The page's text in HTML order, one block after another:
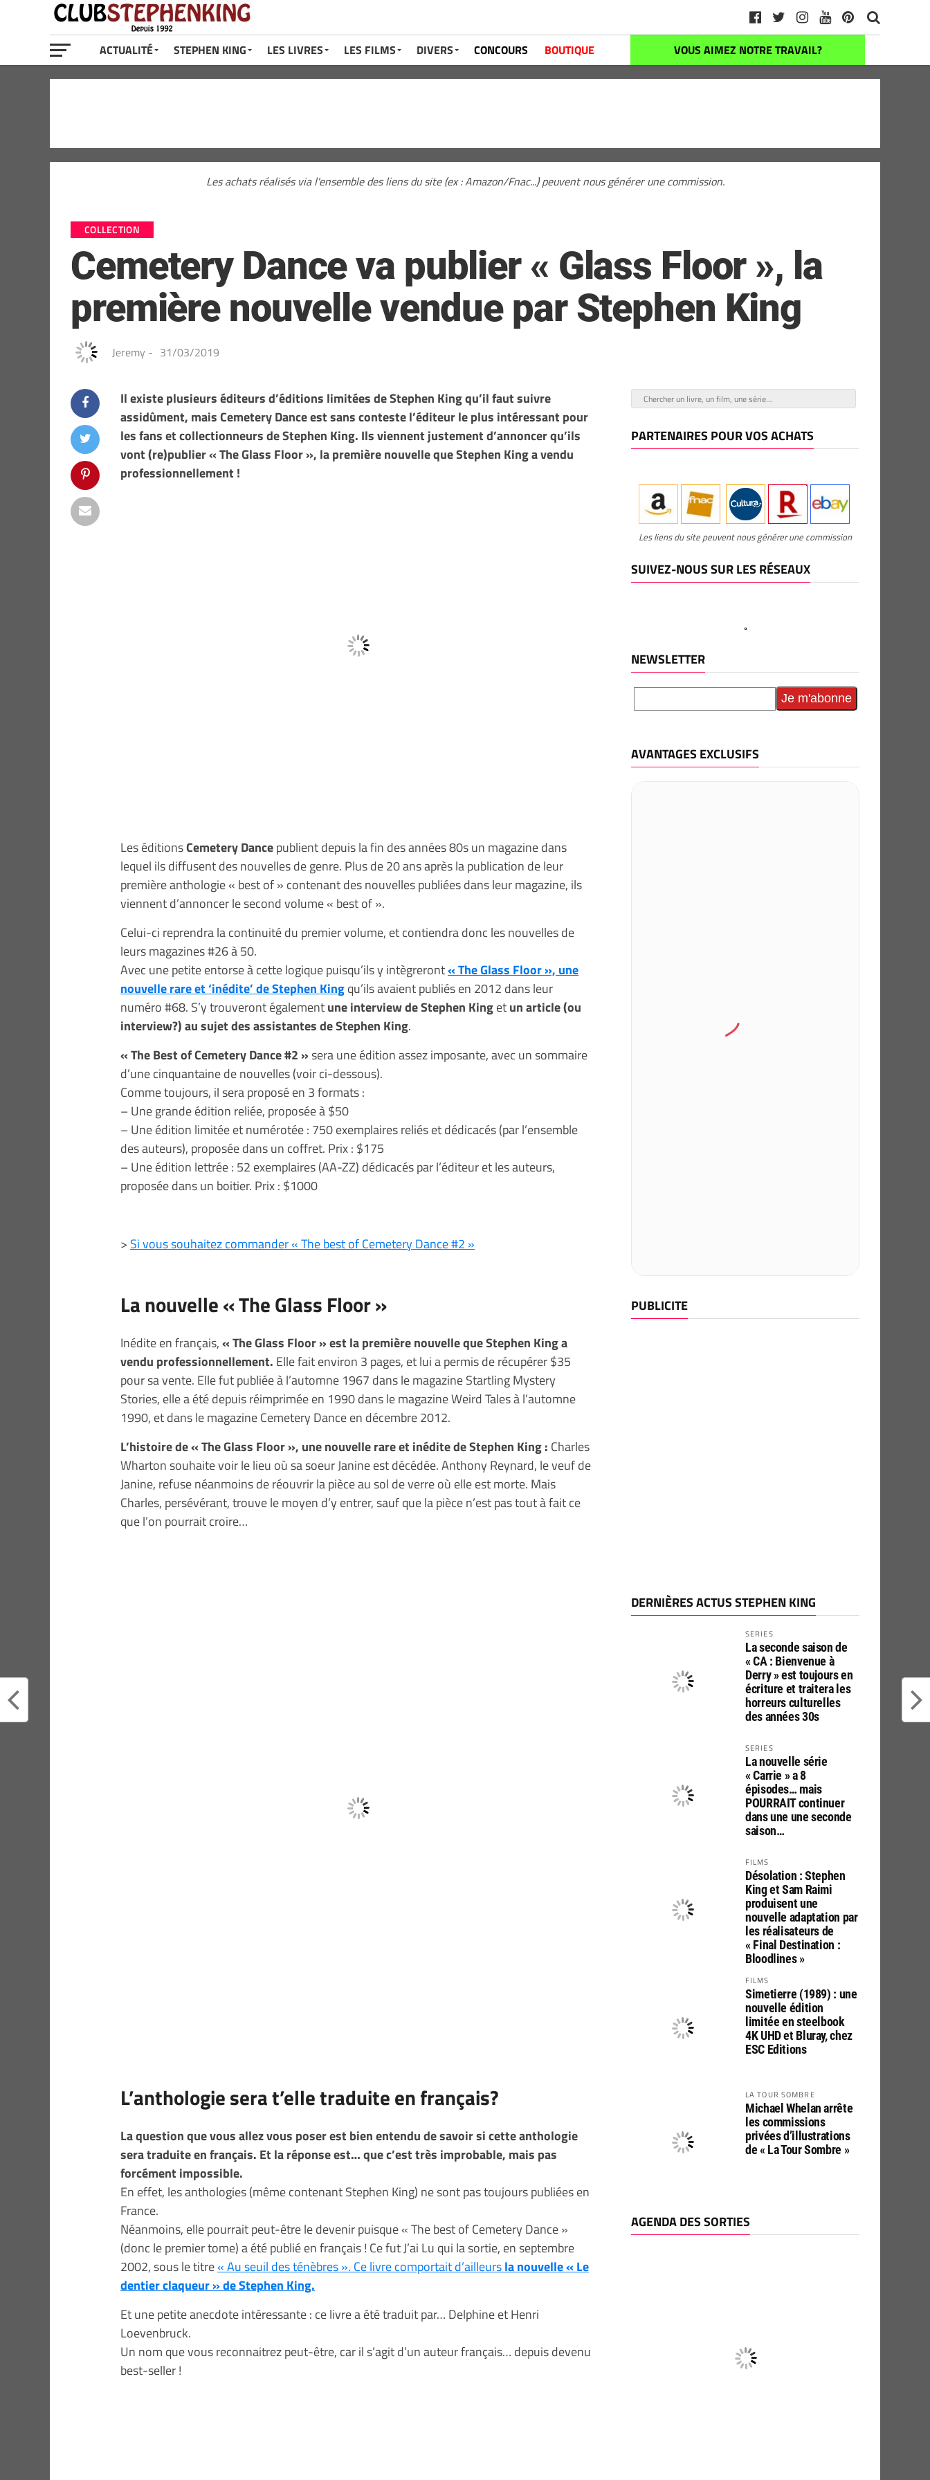
ACTUALITÉ STEPHEN KING LES LIVRES LES FILMS DIVERS CONCOURS BOUTIQUE VOUS AIMEZ NOTRE TRAVAIL?
Les achats réalisés via l'ensemble des liens du site (ex : Amazon/Fnac...) peuvent nous générer une commission.
COLLECTION
Cemetery Dance va publier « Glass Floor », la
première nouvelle vendue par Stephen King
Jeremy - 31/03/2019
Il existe plusieurs éditeurs d’éditions limitées de Stephen King qu’il faut suivre
assidûment, mais Cemetery Dance est sans conteste l’éditeur le plus intéressant pour
les fans et collectionneurs de Stephen King. Ils viennent justement d’annoncer qu’ils
vont (re)publier « The Glass Floor », la première nouvelle que Stephen King a vendu
professionnellement !
Les éditionsCemetery Dancepublient depuis la fin des années 80s un magazine dans
lequel ils diffusent des nouvelles de genre. Plus de 20 ans après la publication de leur
première anthologie « best of » contenant des nouvelles publiées dans leur magazine, ils
viennent d’annoncer le second volume « best of ».
Celui-ci reprendra la continuité du premier volume, et contiendra donc les nouvelles de
leurs magazines #26 à 50.
Avec une petite entorse à cette logique puisqu’ils y intègreront« The Glass Floor », une
nouvelle rare et ‘inédite’ de Stephen Kingqu’ils avaient publiés en 2012 dans leur
numéro #68. S’y trouveront égalementune interview de Stephen Kingetun article (ou
interview?) au sujet des assistantes de Stephen King.
« The Best of Cemetery Dance #2 »sera une édition assez imposante, avec un sommaire
d’une cinquantaine de nouvelles (voir ci-dessous).
Comme toujours, il sera proposé en 3 formats :
– Une grande édition reliée, proposée à $50
– Une édition limitée et numérotée : 750 exemplaires reliés et dédicacés (par l’ensemble
des auteurs), proposée dans un coffret. Prix : $175
– Une édition lettrée : 52 exemplaires (AA-ZZ) dédicacés par l’éditeur et les auteurs,
proposée dans un boitier. Prix : $1000
> Si vous souhaitez commander « The best of Cemetery Dance #2 »
La nouvelle « The Glass Floor »
Inédite en français,« The Glass Floor » est la première nouvelle que Stephen King a
vendu professionnellement. Elle fait environ 3 pages, et lui a permis de récupérer $35
pour sa vente. Elle fut publiée à l’automne 1967 dans le magazine Startling Mystery
Stories, elle a été depuis réimprimée en 1990 dans le magazine Weird Tales à l’automne
1990, et dans le magazine Cemetery Dance en décembre 2012.
L’histoire de « The Glass Floor », une nouvelle rare et inédite de Stephen King : Charles
Wharton souhaite voir le lieu où sa soeur Janine est décédée. Anthony Reynard, le veuf de
Janine, refuse néanmoins de réouvrir la pièce au sol de verre où elle est morte. Mais
Charles, persévérant, trouve le moyen d’y entrer, sauf que la pièce n’est pas tout à fait ce
que l’on pourrait croire…
L’anthologie sera t’elle traduite en français?
La question que vous allez vous poser est bien entendu de savoir si cette anthologie
sera traduite en français. Et la réponse est… que c’est très improbable, mais pas
forcément impossible.
En effet, les anthologies (même contenant Stephen King) ne sont pas toujours publiées en
France.
Néanmoins, elle pourrait peut-être le devenir puisque « The best of Cemetery Dance »
(donc le premier tome) a été publié en français ! Ce fut J’ai Lu qui la sortie, en septembre
2002, sous le titre« Au seuil des ténèbres ». Ce livre comportait d’ailleursla nouvelle « Le
dentier claqueur » de Stephen King.
Et une petite anecdote intéressante : ce livre a été traduit par… Delphine et Henri
Loevenbruck.
Un nom que vous reconnaitrez peut-être, car il s’agit d’un auteur français… depuis devenu
best-seller !
PARTENAIRES POUR VOS ACHATS
Les liens du site peuvent nous générer une commission
SUIVEZ-NOUS SUR LES RÉSEAUX
NEWSLETTER
AVANTAGES EXCLUSIFS
PUBLICITE
DERNIÈRES ACTUS STEPHEN KING
SERIES
La seconde saison de
« CA : Bienvenue à
Derry » est toujours en
écriture et traitera les
horreurs culturelles
des années 30s
SERIES
La nouvelle série
« Carrie » a 8
épisodes… mais
POURRAIT continuer
dans une une seconde
saison…
FILMS
Désolation : Stephen
King et Sam Raimi
produisent une
nouvelle adaptation par
les réalisateurs de
« Final Destination :
Bloodlines »
FILMS
Simetierre (1989) : une
nouvelle édition
limitée en steelbook
4K UHD et Bluray, chez
ESC Editions
LA TOUR SOMBRE
Michael Whelan arrête
les commissions
privées d’illustrations
de « La Tour Sombre »
AGENDA DES SORTIES